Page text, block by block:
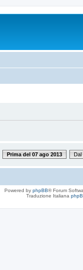
Prima del 07 ago 2013 Dal
Powered by phpBB® Forum
Traduzione Italiana